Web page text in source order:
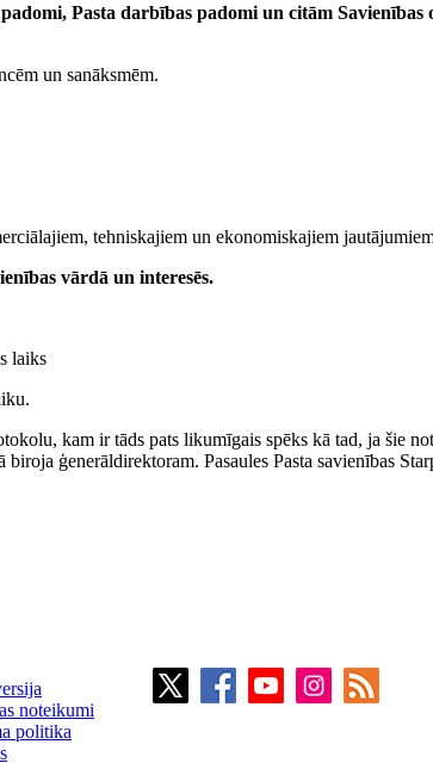
Pasta darbības padomi un citām Savienības
un sanāksmēm.
tehniskajiem un ekonomiskajiem
vārdā un interesēs.
laiks
kam ir tāds pats likumīgais spēks kā tad, ja šie
ģenerāldirektoram. Pasaules Pasta savienības
noteikumi
politika